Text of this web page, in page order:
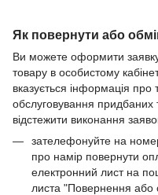
Як повернути або
Ви можете оформити
товару в особистому
вказується інформація про
обслуговування придбаних
відстежити виконання
зателефонуйте на
про намір повернути
електронний лист на
листа "Повернення або